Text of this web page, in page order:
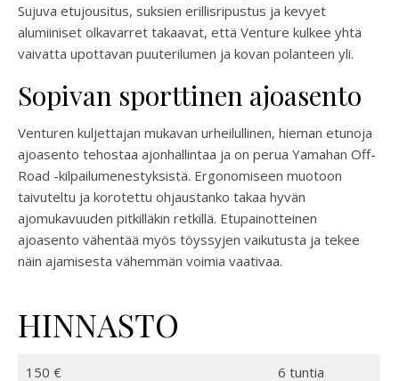
Sujuva etujousitus, suksien erillisripustus ja kevyet
alumiiniset olkavarret takaavat, että Venture kulkee yhtä
vaivatta upottavan puuterilumen ja kovan polanteen yli.
Sopivan sporttinen ajoasento
Venturen kuljettajan mukavan urheilullinen, hieman etunoja
ajoasento tehostaa ajonhallintaa ja on perua Yamahan Off-
Road -kilpailumenestyksistä. Ergonomiseen muotoon
taivuteltu ja korotettu ohjaustanko takaa hyvän
ajomukavuuden pitkilläkin retkillä. Etupainotteinen
ajoasento vähentää myös töyssyjen vaikutusta ja tekee
näin ajamisesta vähemmän voimia vaativaa.
HINNASTO
150 € 6 tuntia